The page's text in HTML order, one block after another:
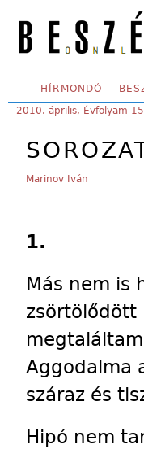
SECONDARY MENU
HÍRMONDÓ
YOU ARE HERE:
2010. április, Évfolyam
Marinov Iván
1.
Más nem is
zsörtölődött
Aggodalma
száraz és
Hipó nem